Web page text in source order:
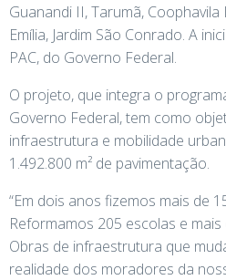
Guanandi II, Tarumã, Coophavila
Emília, Jardim São Conrado. A
PAC, do Governo Federal.
O projeto, que integra o
Governo Federal, tem como
infraestrutura e mobilidade
1.492.800 m² de pavimentação.
“Em dois anos fizemos mais de
Reformamos 205 escolas e
Obras de infraestrutura que
realidade dos moradores da